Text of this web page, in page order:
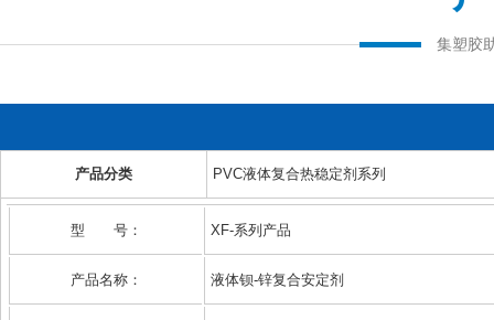
集塑胶
产品分类 PVC液体复合热稳定剂系列
型 号： XF-系列产品
产品名称： 液体钡-锌复合安定剂